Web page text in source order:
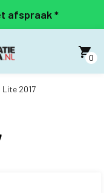
afspraak *
0
Lite 2017